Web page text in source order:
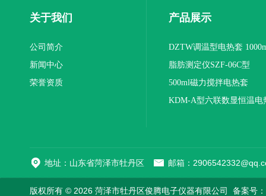
关于我们
公司简介
新闻中心
荣誉资质
产品展示
DZTW调温型电热套
联
脂肪测定仪SZF-06C型
500ml磁力搅拌电热套
KDM-A型六联数显恒温电
地址：山东省菏泽市牡丹区 邮箱：
版权所有 © 2026 菏泽市牡丹区俊腾电子仪器有限公司 备案号